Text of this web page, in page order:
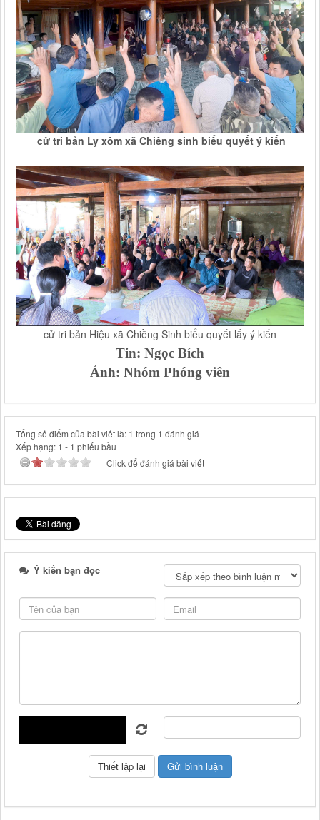
cử tri bản Ly xôm xã Chiềng sinh biểu quyết ý kiến
cử tri bản Hiệu xã Chiềng Sinh biểu quyết lấy ý kiến
Tin: Ngọc Bích
Ảnh: Nhóm Phóng viên
Tổng số điểm của bài viết là: 1 trong 1 đánh giá
Xếp hạng: 1 - 1 phiếu bầu
Click để đánh giá bài viết
Ý kiến bạn đọc